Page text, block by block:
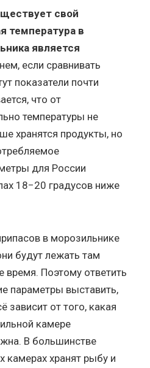
свой
температура в
является
если сравнивать
показатели почти
что от
температуры не
хранятся продукты, но
для России
18−20 градусов ниже
в морозильнике
будут лежать там
время. Поэтому ответить
параметры выставить,
зависит от того, какая
камере
В большинстве
камерах хранят рыбу и